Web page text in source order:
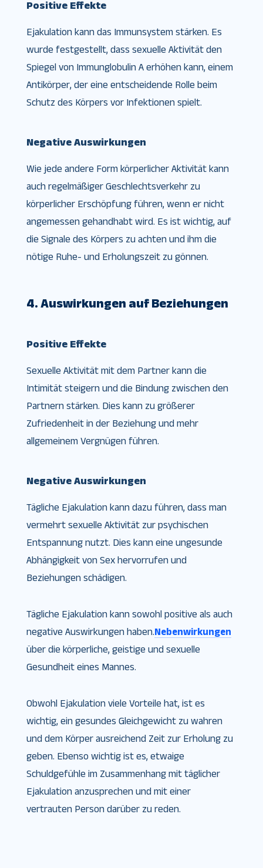
Positive Effekte
Ejakulation kann das Immunsystem stärken. Es
wurde festgestellt, dass sexuelle Aktivität den
Spiegel von Immunglobulin A erhöhen kann, einem
Antikörper, der eine entscheidende Rolle beim
Schutz des Körpers vor Infektionen spielt.
Negative Auswirkungen
Wie jede andere Form körperlicher Aktivität kann
auch regelmäßiger Geschlechtsverkehr zu
körperlicher Erschöpfung führen, wenn er nicht
angemessen gehandhabt wird. Es ist wichtig, auf
die Signale des Körpers zu achten und ihm die
nötige Ruhe- und Erholungszeit zu gönnen.
4. Auswirkungen auf Beziehungen
Positive Effekte
Sexuelle Aktivität mit dem Partner kann die
Intimität steigern und die Bindung zwischen den
Partnern stärken. Dies kann zu größerer
Zufriedenheit in der Beziehung und mehr
allgemeinem Vergnügen führen.
Negative Auswirkungen
Tägliche Ejakulation kann dazu führen, dass man
vermehrt sexuelle Aktivität zur psychischen
Entspannung nutzt. Dies kann eine ungesunde
Abhängigkeit von Sex hervorrufen und
Beziehungen schädigen.
Tägliche Ejakulation kann sowohl positive als auch
negative Auswirkungen haben.Nebenwirkungen
über die körperliche, geistige und sexuelle
Gesundheit eines Mannes.
Obwohl Ejakulation viele Vorteile hat, ist es
wichtig, ein gesundes Gleichgewicht zu wahren
und dem Körper ausreichend Zeit zur Erholung zu
geben. Ebenso wichtig ist es, etwaige
Schuldgefühle im Zusammenhang mit täglicher
Ejakulation anzusprechen und mit einer
vertrauten Person darüber zu reden.